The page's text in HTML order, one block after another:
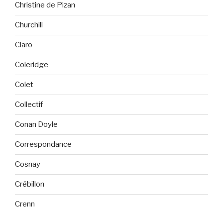
Christine de Pizan
Churchill
Claro
Coleridge
Colet
Collectif
Conan Doyle
Correspondance
Cosnay
Crébillon
Crenn